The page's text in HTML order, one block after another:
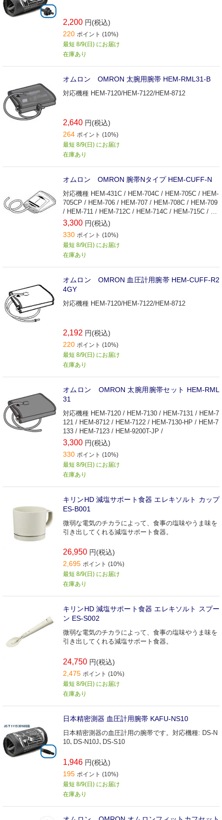
2,200 円(税込)
220 ポイント (10%)
最短 8/9(日) にお届け
在庫あり
オムロン OMRON 太腕用腕帯 HEM-RML31-B
対応機種 HEM-7120/HEM-7122/HEM-8712
2,640 円(税込)
264 ポイント (10%)
最短 8/9(日) にお届け
在庫あり
オムロン OMRON 腕帯Nタイプ HEM-CUFF-N
対応機種 HEM-431C / HEM-704C / HEM-705C / HEM-
705CP / HEM-706 / HEM-707 / HEM-708C / HEM-709
/ HEM-711 / HEM-712C / HEM-714C / HEM-715C / H
EM-716IT / HEM-720C / HEM-722C / HEM-723C / HE
M-724C / HEM-737 / HEM-738 / HEM-739 / HEM-740
A / HEM-741C / HEM-747IC / HEM-755C / HEM-757 /
HEM-759P / HEM-762 / HEM-705IT /
3,300 円(税込)
330 ポイント (10%)
最短 8/9(日) にお届け
在庫あり
オムロン OMRON 血圧計用腕帯 HEM‐CUFF‐R2
4GY
対応機種 HEM-7120/HEM-7122/HEM-8712
2,192 円(税込)
220 ポイント (10%)
最短 8/9(日) にお届け
在庫あり
オムロン OMRON 太腕用腕帯セット HEM-RML
31
対応機種 HEM-7120 / HEM-7130 / HEM-7131 / HEM-7
121 / HEM-8712 / HEM-7122 / HEM-7130-HP / HEM-7
133 / HEM-7123 / HEM-9200T-JP /
3,300 円(税込)
330 ポイント (10%)
最短 8/9(日) にお届け
在庫あり
キリンHD 減塩サポート食器 エレキソルト カップ
ES-B001
微弱な電気のチカラによって、食事の塩味やうま味を
引き出してくれる減塩サポート食器。
26,950 円(税込)
2,695 ポイント (10%)
最短 8/9(日) にお届け
在庫あり
キリンHD 減塩サポート食器 エレキソルト スプー
ン ES-S002
微弱な電気のチカラによって、食事の塩味やうま味を
引き出してくれる減塩サポート食器。
24,750 円(税込)
2,475 ポイント (10%)
最短 8/9(日) にお届け
在庫あり
日本精密測器 血圧計用腕帯 KAFU-NS10
日本精密測器の血圧計用の腕帯です。対応機種: DS-N
10､DS-N10J､DS-S10
1,946 円(税込)
195 ポイント (10%)
最短 8/9(日) にお届け
在庫あり